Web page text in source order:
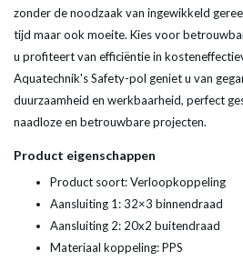
zonder de noodzaak van ingewikkeld
tijd maar ook moeite. Kies voor
u profiteert van efficiëntie in
Aquatechnik's Safety-pol geniet u van
duurzaamheid en werkbaarheid, perfect
naadloze en betrouwbare projecten.
Product eigenschappen
Product soort: Verloopkoppeling
Aansluiting 1: 32×3 binnendraad
Aansluiting 2: 20x2 buitendraad
Materiaal koppeling: PPS